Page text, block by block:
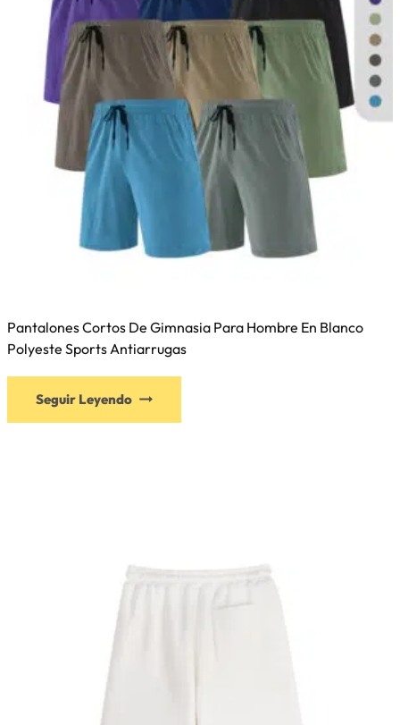
Pantalones Cortos De Gimnasia Para Hombre En Blanco
Polyeste Sports Antiarrugas
Seguir Leyendo